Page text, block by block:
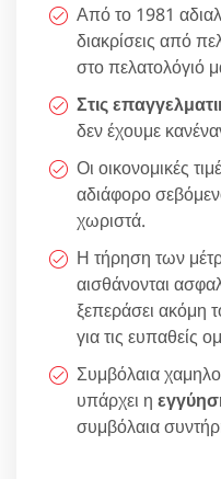
Από το 1981
διακρίσεις από
στο πελατολόγιό
Στις
δεν έχουμε
Οι οικονομικές
αδιάφορο
χωριστά.
Η τήρηση των
αισθάνονται
ξεπεράσει ακόμη
για τις ευπαθείς
Συμβόλαια
υπάρχει η
συμβόλαια